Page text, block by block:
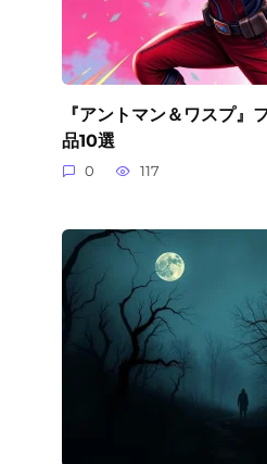
『アントマン＆ワスプ』
品10選
0 117